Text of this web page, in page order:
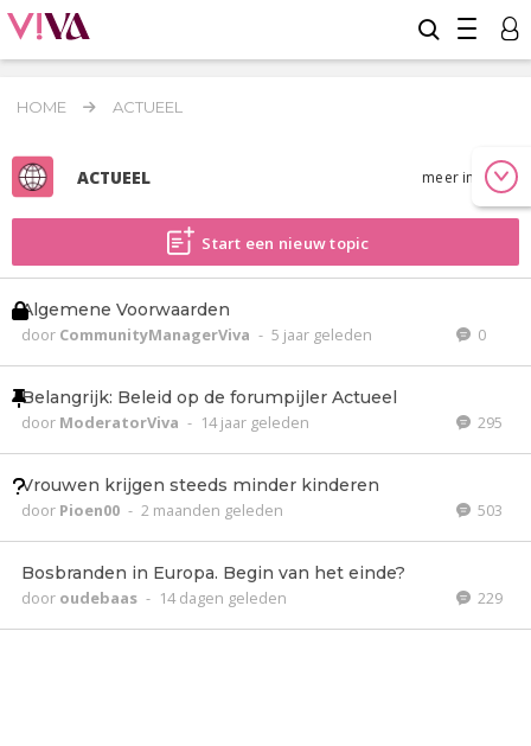
HOME ACTUEEL
ACTUEEL meer info
Start een nieuw topic
Algemene Voorwaarden
door CommunityManagerViva - 5 jaar geleden 0
Belangrijk: Beleid op de forumpijler Actueel
door ModeratorViva - 14 jaar geleden 295
Vrouwen krijgen steeds minder kinderen
door Pioen00 - 2 maanden geleden 503
Bosbranden in Europa. Begin van het einde?
door oudebaas - 14 dagen geleden 229